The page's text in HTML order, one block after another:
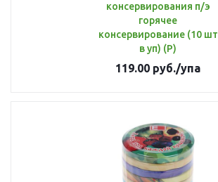
консервирования п/э
горячее
консервирование (10 шт
в уп) (Р)
119.00 руб./упа